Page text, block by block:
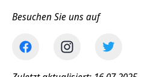
Besuchen Sie uns auf